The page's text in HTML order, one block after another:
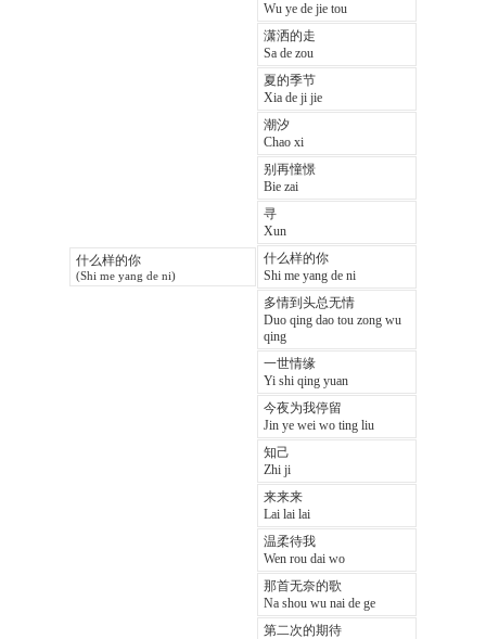
Wu ye de jie tou
潇洒的走
Sa de zou
夏的季节
Xia de ji jie
潮汐
Chao xi
别再憧憬
Bie zai
寻
Xun
什么样的你
(Shi me yang de ni)
什么样的你
Shi me yang de ni
多情到头总无情
Duo qing dao tou zong wu
qing
一世情缘
Yi shi qing yuan
今夜为我停留
Jin ye wei wo ting liu
知己
Zhi ji
来来来
Lai lai lai
温柔待我
Wen rou dai wo
那首无奈的歌
Na shou wu nai de ge
第二次的期待